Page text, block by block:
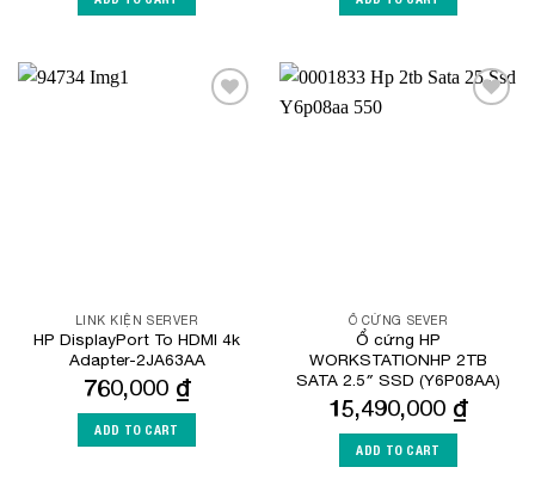
LINK KIỆN SERVER
HP DisplayPort To HDMI 4k
Adapter-2JA63AA
760,000 ₫
ADD TO CART
Ổ CỨNG SEVER
Ổ cứng HP
WORKSTATIONHP 2TB
SATA 2.5″ SSD (Y6P08AA)
15,490,000 ₫
ADD TO CART